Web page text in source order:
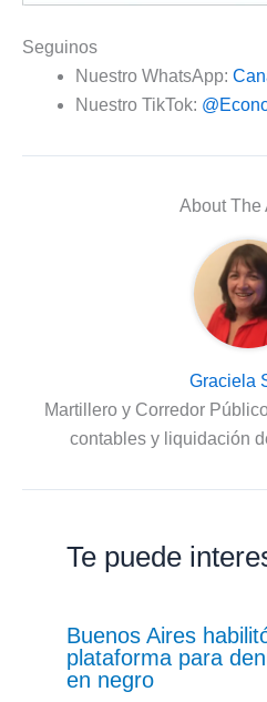
Seguinos
Nuestro WhatsApp:
Nuestro TikTok:
About The
Graciela
Martillero y Corredor
contables y liquidación
Te puede
Buenos Aires
plataforma para
en negro